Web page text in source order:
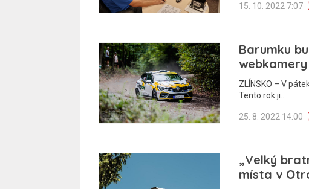
15. 10. 2022 7:07
Barumku
webkamery
ZLÍNSKO – V
Tento rok ji…
25. 8. 2022 14:00
„Velký
místa v